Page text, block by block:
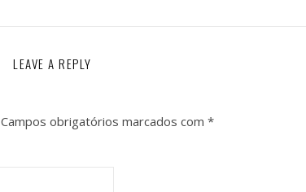
LEAVE A REPLY
Campos obrigatórios marcados com *